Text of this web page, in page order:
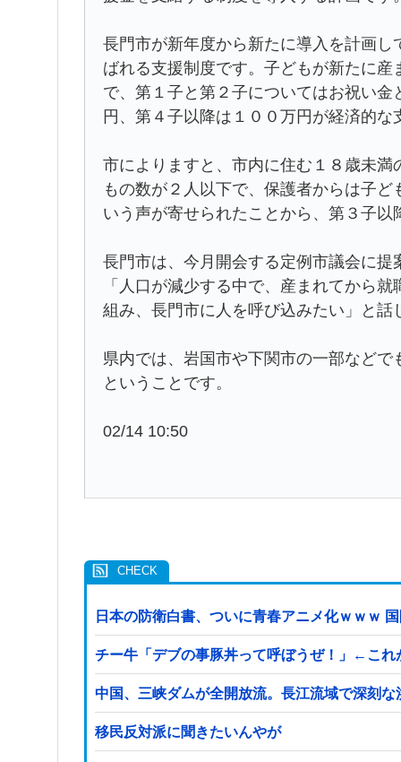
長門市が新年度から新たに導入を計画
ばれる支援制度です。子どもが新たに
で、第１子と第２子についてはお祝い
円、第４子以降は１００万円が経済的
市によりますと、市内に住む１８歳未
もの数が２人以下で、保護者からは子
いう声が寄せられたことから、第３子
長門市は、今月開会する定例市議会に
「人口が減少する中で、産まれてから
組み、長門市に人を呼び込みたい」と話
県内では、岩国市や下関市の一部など
ということです。
02/14 10:50
日本の防衛白書、ついに青春アニメ化ｗｗｗ
チー牛「デブの事豚丼って呼ぼうぜ！」←これ
中国、三峡ダムが全開放流。長江流域で深刻な
移民反対派に聞きたいんやが